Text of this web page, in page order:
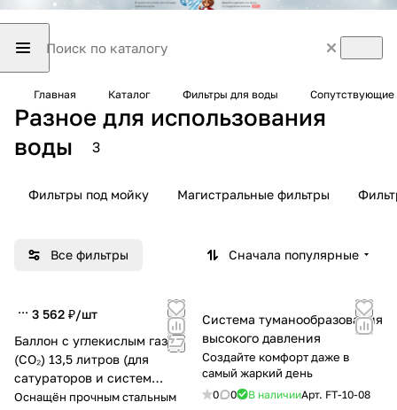
Главная Каталог Фильтры для воды
Разное для использования
воды
3
Фильтры под мойку Магистральные фильтры
Все фильтры Сначала популярные
3 562 ₽/шт
Баллон с углекислым газом
(CO₂) 13,5 литров (для
сатураторов и систем
газирования)
Оснащён прочным стальным
Система туманообразования
высокого давления
Создайте комфорт даже в
самый жаркий день
0 0 В наличииАрт. FT-10-08